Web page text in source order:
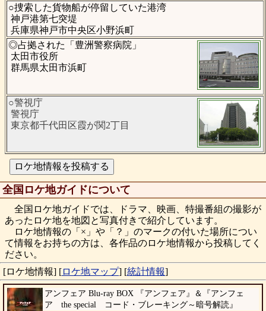
○捜索した貨物船が停留していた港湾
神戸港第七突堤
兵庫県神戸市中央区小野浜町
◎占拠された「豊洲警察病院」
太田市役所
群馬県太田市浜町
○警視庁
警視庁
東京都千代田区霞が関2丁目
全国ロケ地ガイドについて
全国ロケ地ガイドでは、ドラマ、映画、特撮番組の撮影が
あったロケ地を地図と写真付きで紹介しています。
ロケ地情報の「×」や「？」のマークの付いた場所につい
て情報をお持ちの方は、各作品のロケ地情報から投稿してく
ださい。
[ロケ地情報] [ロケ地マップ] [統計情報]
アンフェア Blu-ray BOX 『アンフェア』＆『アンフェ
ア the special コード・ブレーキング～暗号解読』